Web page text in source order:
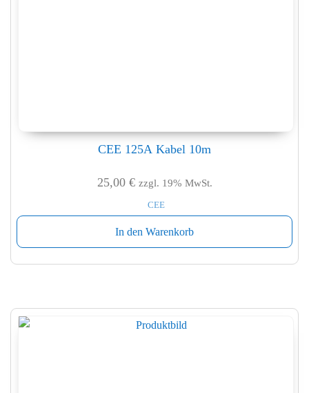
CEE 125A Kabel 10m
25,00 € zzgl. 19% MwSt.
CEE
In den Warenkorb